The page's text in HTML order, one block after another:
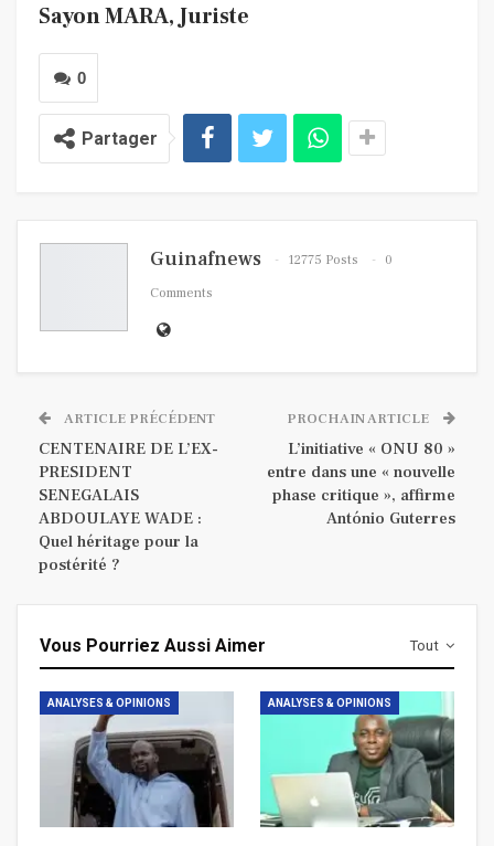
Sayon MARA, Juriste
0
Partager
Guinafnews 12775 Posts
0
Comments
ARTICLE PRÉCÉDENT
CENTENAIRE DE L’EX-
PRESIDENT
SENEGALAIS
ABDOULAYE WADE :
Quel héritage pour la
postérité ?
PROCHAIN ARTICLE
L’initiative « ONU 80 »
entre dans une « nouvelle
phase critique », affirme
António Guterres
Tout
Vous Pourriez Aussi Aimer
ANALYSES & OPINIONS ANALYSES & OPINIONS